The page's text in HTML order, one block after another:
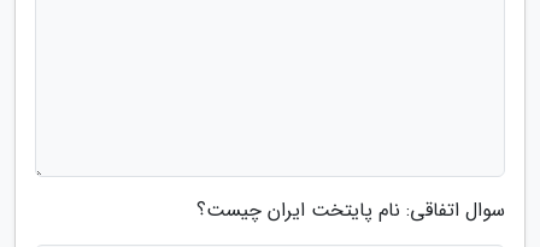
سوال اتفاقی: نام پایتخت ایران چیست؟